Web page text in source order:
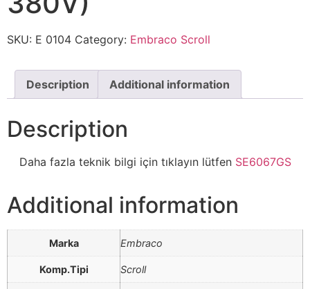
SKU: E 0104 Category: Embraco Scroll
Description Additional information
Description
Daha fazla teknik bilgi için tıklayın lütfen SE6067GS
Additional information
Marka Embraco
Komp.Tipi Scroll